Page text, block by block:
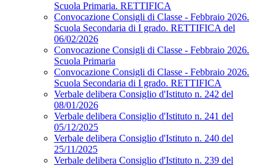
Scuola Primaria. RETTIFICA
Convocazione Consigli di Classe - Febbraio 2026.
Scuola Secondaria di I grado. RETTIFICA del
06/02/2026
Convocazione Consigli di Classe - Febbraio 2026.
Scuola Primaria
Convocazione Consigli di Classe - Febbraio 2026.
Scuola Secondaria di I grado. RETTIFICA
Verbale delibera Consiglio d'Istituto n. 242 del
08/01/2026
Verbale delibera Consiglio d'Istituto n. 241 del
05/12/2025
Verbale delibera Consiglio d'Istituto n. 240 del
25/11/2025
Verbale delibera Consiglio d'Istituto n. 239 del